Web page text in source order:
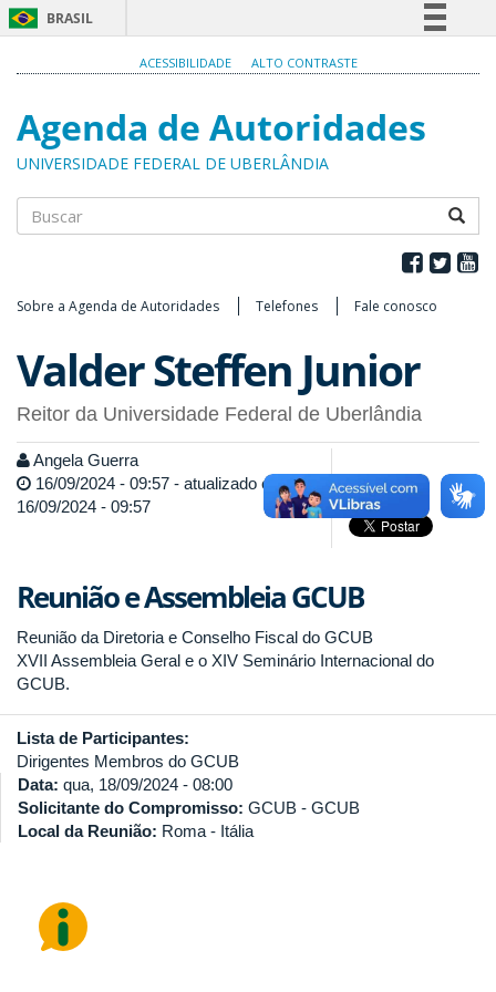
BRASIL
Participe
Acesso à informação
ACESSIBILIDADE ALTO CONTRASTE
Agenda de Autoridades
UNIVERSIDADE FEDERAL DE UBERLÂNDIA
Sobre a Agenda de Autoridades Telefones Fale conosco
Valder Steffen Junior
Reitor da Universidade Federal de Uberlândia
Angela Guerra
16/09/2024 - 09:57 - atualizado em
16/09/2024 - 09:57
Reunião e Assembleia GCUB
Reunião da Diretoria e Conselho Fiscal do GCUB
XVII Assembleia Geral e o XIV Seminário Internacional do
GCUB.
Lista de Participantes:
Dirigentes Membros do GCUB
Data: qua, 18/09/2024 - 08:00
Solicitante do Compromisso: GCUB - GCUB
Local da Reunião: Roma - Itália